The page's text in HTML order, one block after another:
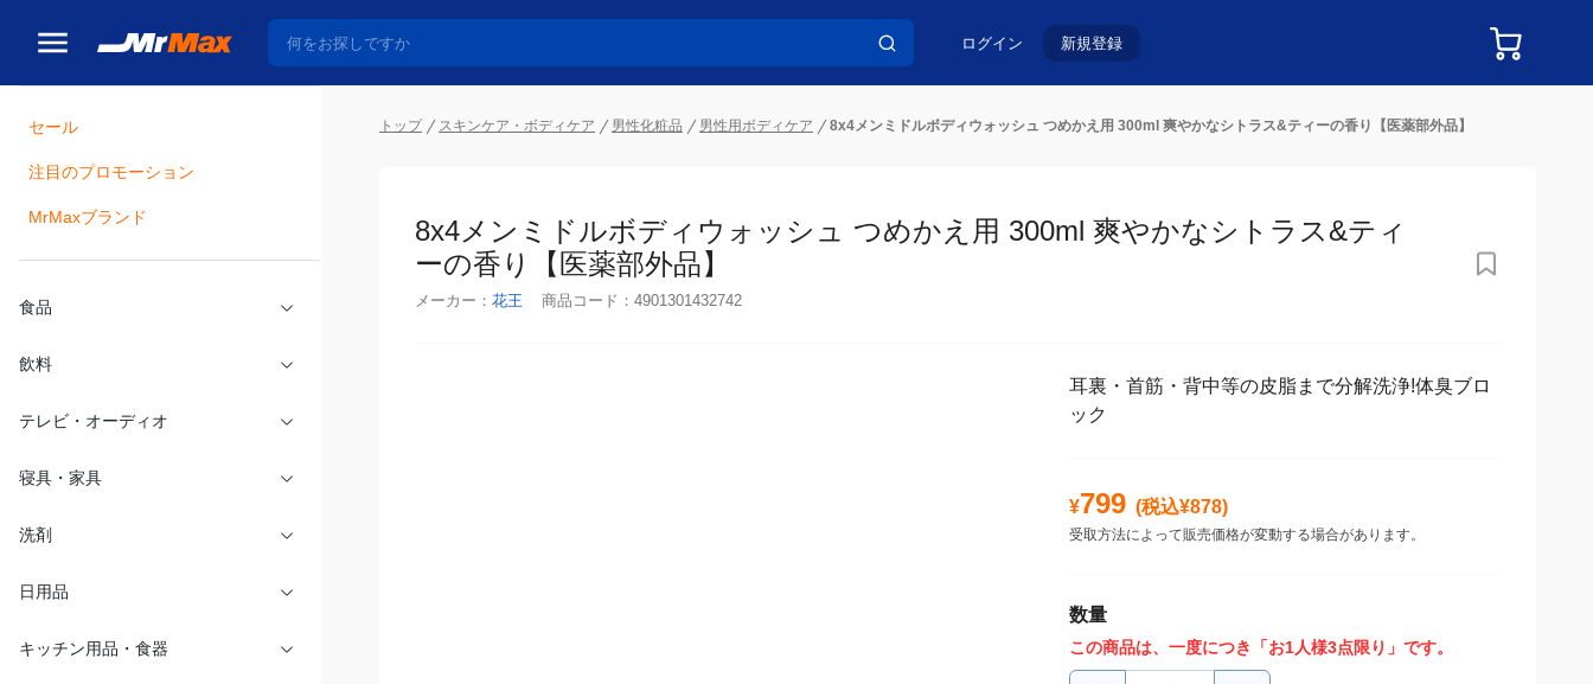
ログイン 新規登録
セール
注目のプロモーション
MrMaxブランド
食品
飲料
テレビ・オーディオ
寝具・家具
洗剤
日用品
トップ スキンケア・ボディケア 男性化粧品 男性用ボディケア 8x4メンミドルボディウォッシュ つめかえ用 300ml 爽やかなシトラス&ティーの香り【医薬部外品】
8x4メンミドルボディウォッシュ つめかえ用 300ml 爽やかなシトラス&ティー
の香り【医薬部外品】
メーカー： 花王 商品コード： 4901301432742
耳裏・首筋・背中等の皮脂まで分解洗浄!体臭ブロ
ック
¥799 (税込¥878)
受取方法によって販売価格が変動する場合があります。
数量
この商品は、一度につき「お1人様3点限り」です。